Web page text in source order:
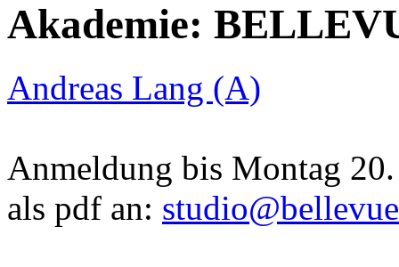
Akademie:
Andreas Lang (A)
Anmeldung bis Montag
als pdf an: studio@